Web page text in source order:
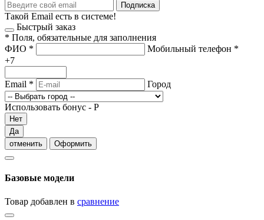
Подписка
Такой Email есть в системе!
Быстрый заказ
* Поля, обязательные для заполнения
ФИО * Мобильный телефон *
+7
Email * Город
Использовать бонус - Р
Нет
Да
отменить
Оформить
Базовые модели
Товар добавлен в сравнение